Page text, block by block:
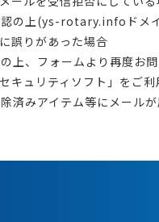
の上(ys-rotary.infoドメイ
誤りがあった場合
上、フォームより再度お問
キュリティソフト」をご
済みアイテム等にメールが